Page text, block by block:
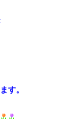
す。